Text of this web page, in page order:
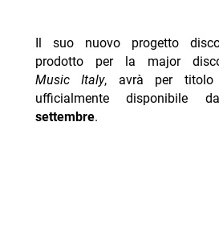
Il suo nuovo progetto
prodotto per la major
Music Italy, avrà per
ufficialmente disponibile
settembre.